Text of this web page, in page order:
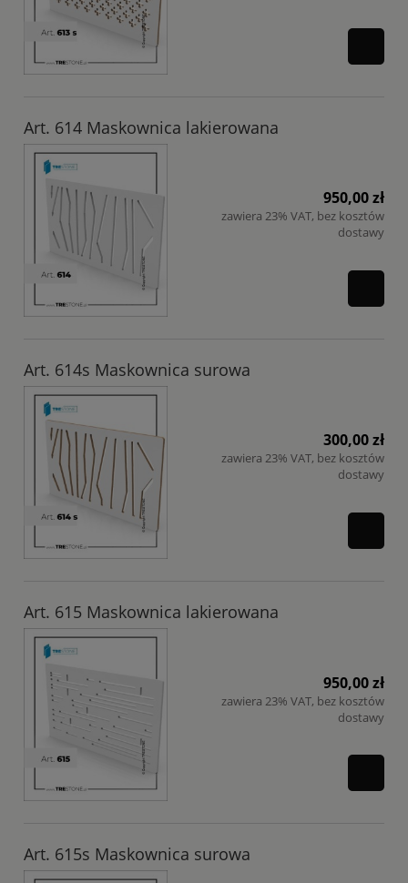
Art. 614 Maskownica lakierowana
950,00 zł
zawiera 23% VAT, bez kosztów
dostawy
Art. 614s Maskownica surowa
300,00 zł
zawiera 23% VAT, bez kosztów
dostawy
Art. 615 Maskownica lakierowana
950,00 zł
zawiera 23% VAT, bez kosztów
dostawy
Art. 615s Maskownica surowa